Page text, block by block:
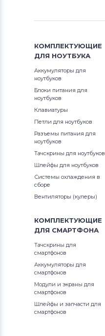
КОМПЛЕКТУЮЩИЕ
ДЛЯ НОУТБУКА
Аккумуляторы для
ноутбуков
Блоки питания для
ноутбуков
Клавиатуры
Петли для ноутбуков
Разъемы питания для
ноутбуков
Тачскрины для ноутбуков
Шлейфы для ноутбуков
Системы охлаждения в
сборе
Вентиляторы (кулеры)
КОМПЛЕКТУЮЩИЕ
ДЛЯ СМАРТФОНА
Тачскрины для
смартфонов
Аккумуляторы для
смартфонов
Модули и экраны для
смартфонов
Шлейфы и запчасти для
смартфонов